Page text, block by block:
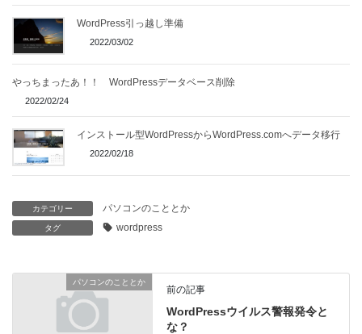
WordPress引っ越し準備
2022/03/02
やっちまったあ！！ WordPressデータベース削除
2022/02/24
インストール型WordPressからWordPress.comへデータ移行
2022/02/18
カテゴリー パソコンのこととか
タグ wordpress
パソコンのこととか
前の記事
WordPressウイルス警報発令と
な？